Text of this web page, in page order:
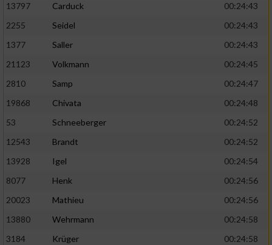
13797
Carduck
00:24:43
2255
Seidel
00:24:43
1377
Saller
00:24:43
21123
Volkmann
00:24:45
2810
Samp
00:24:47
19868
Chivata
00:24:48
53
Schneeberger
00:24:52
12543
Brandt
00:24:52
13928
Igel
00:24:54
8077
Henk
00:24:56
20023
Mathieu
00:24:56
13880
Wehrmann
00:24:58
3184
Krüger
00:24:58